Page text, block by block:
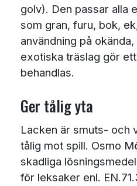
golv). Den passar alla
som gran, furu, bok,
användning på
exotiska träslag gör
behandlas.
Ger tålig yta
Lacken är smuts- och
tålig mot spill. Osmo
skadliga
för leksaker enl.